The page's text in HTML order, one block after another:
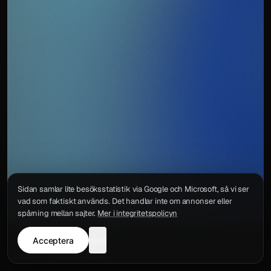
IntegritetspolicyKontakt
Sidan samlar lite besöksstatistik via Google och Microsoft, så vi ser
vad som faktiskt används. Det handlar inte om annonser eller
spårning mellan sajter. Mer i integritetspolicyn
Acceptera neka